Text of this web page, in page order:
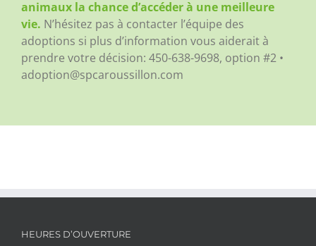
animaux la chance d’accéder à une meilleure
vie. N’hésitez pas à contacter l’équipe des
adoptions si plus d’information vous aiderait à
prendre votre décision: 450-638-9698, option #2 •
adoption@spcaroussillon.com
HEURES D’OUVERTURE